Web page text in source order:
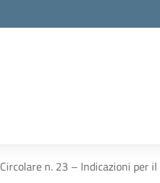
Circolare n. 23 – Indicazioni per